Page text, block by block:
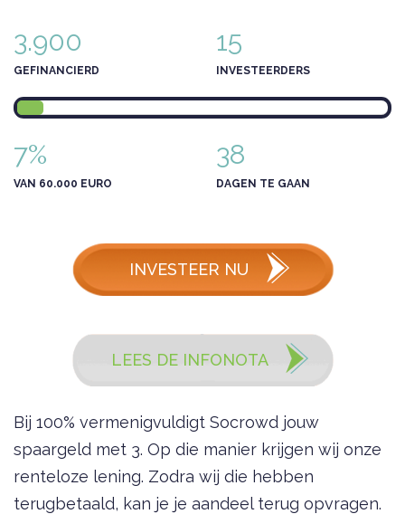
3.900
GEFINANCIERD
15
INVESTEERDERS
7%
VAN 60.000 EURO
38
DAGEN TE GAAN
INVESTEER NU
LEES DE INFONOTA
Bij 100% vermenigvuldigt Socrowd jouw
spaargeld met 3. Op die manier krijgen wij onze
renteloze lening. Zodra wij die hebben
terugbetaald, kan je je aandeel terug opvragen.